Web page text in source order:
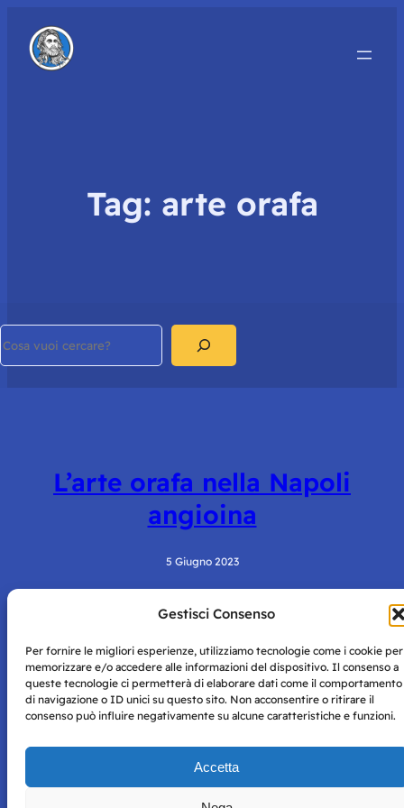
Gestisci Consenso
Per fornire le migliori esperienze, utilizziamo tecnologie come i cookie per
memorizzare e/o accedere alle informazioni del dispositivo. Il consenso a
queste tecnologie ci permetterà di elaborare dati come il comportamento
di navigazione o ID unici su questo sito. Non acconsentire o ritirare il
consenso può influire negativamente su alcune caratteristiche e funzioni.
Accetta
Tag: arte orafa
L’arte orafa nella Napoli
angioina
5 Giugno 2023
Napoli con autorizzazione numero 38 del 25/9/2019.
Tutte le immagini e i contenuti su questo sito sono forniti